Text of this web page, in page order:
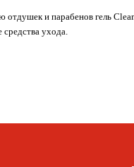
и парабенов гель
ухода.